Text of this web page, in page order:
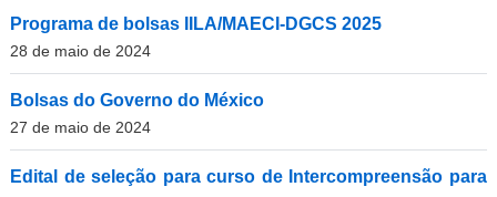
Programa de bolsas IILA/MAECI-DGCS 2025
28 de maio de 2024
Bolsas do Governo do México
27 de maio de 2024
Edital de seleção para curso de Intercompreensão para